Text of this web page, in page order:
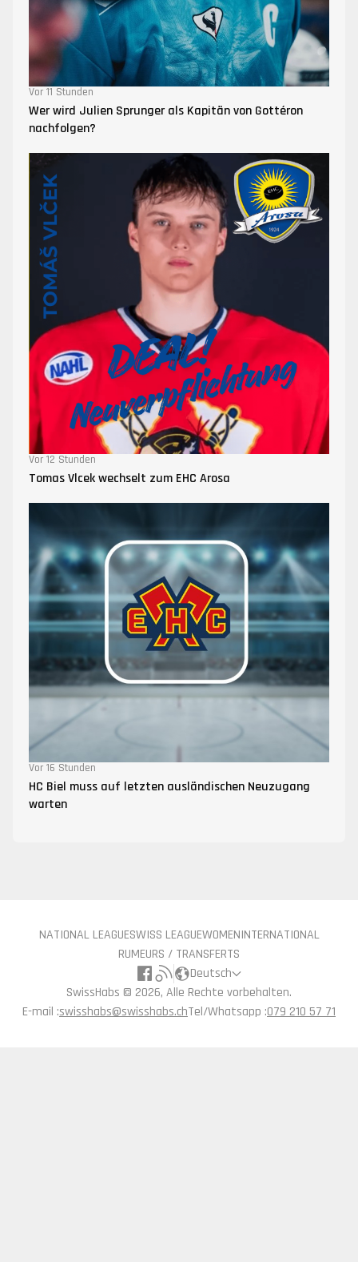
Vor 11 Stunden
Wer wird Julien Sprunger als Kapitän von Gottéron
nachfolgen?
Vor 12 Stunden
Tomas Vlcek wechselt zum EHC Arosa
Vor 16 Stunden
HC Biel muss auf letzten ausländischen Neuzugang
warten
NATIONAL LEAGUESWISS LEAGUEWOMENINTERNATIONAL
RUMEURS / TRANSFERTS
Deutsch
SwissHabs © 2026, Alle Rechte vorbehalten.
E-mail :swisshabs@swisshabs.chTel/Whatsapp :079 210 57 71